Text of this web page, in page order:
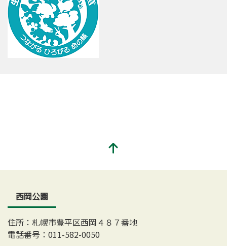
西岡公園
住所：札幌市豊平区西岡４８７番地
電話番号：011-582-0050